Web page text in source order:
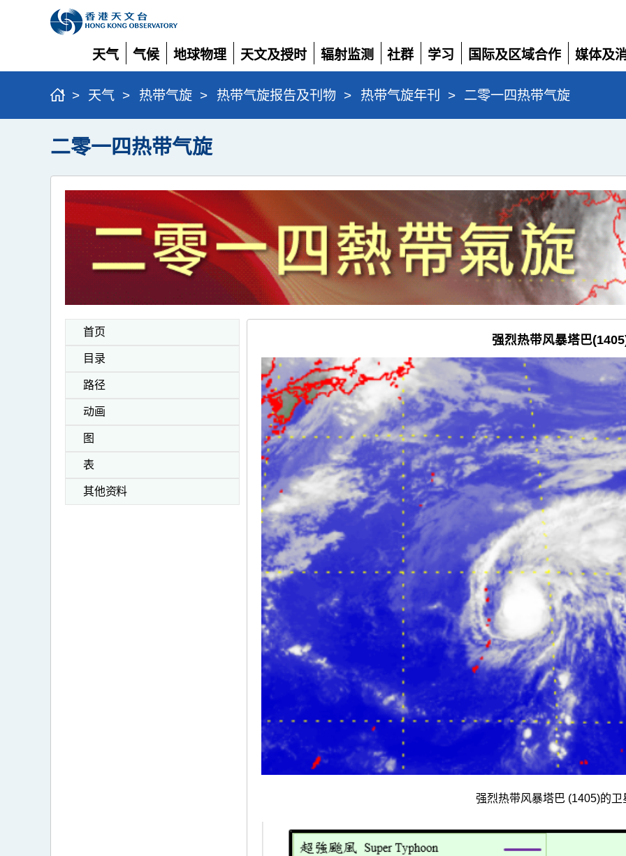
天气
展
开
气候
展
开
地球物理
展
开
天文及授时
展
开
辐射监测
展
开
社群
展
开
学习
展
开
国际及区域合作
展
开
媒体及
展
> 天气 > 热带气旋 > 热带气旋报告及刊物 > 热带气旋年刊 > 二零一四热带气旋
二零一四热带气旋
首页
目录
路径
动画
图
表
其他资料
强烈热带风暴塔巴
强烈热带风暴塔巴 (1405)的卫